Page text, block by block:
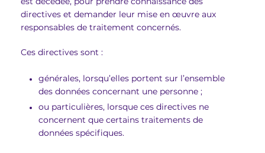
directives et demander leur mise en œuvre aux
responsables de traitement concernés.
Ces directives sont :
générales, lorsqu’elles portent sur l’ensemble
des données concernant une personne ;
ou particulières, lorsque ces directives ne
concernent que certains traitements de
données spécifiques.